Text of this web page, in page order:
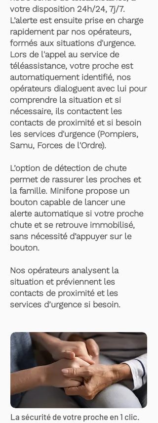
votre disposition 24h/24, 7j/7.
L’alerte est ensuite prise en charge
rapidement par nos opérateurs,
formés aux situations d'urgence.
Lors de l'appel au service de
téléassistance, votre proche est
automatiquement identifié, nos
opérateurs dialoguent avec lui pour
comprendre la situation et si
nécessaire, ils contactent les
contacts de proximité et si besoin
les services d'urgence (Pompiers,
Samu, Forces de l'Ordre).
L’option de détection de chute
permet de rassurer les proches et
la famille. Minifone propose un
bouton capable de lancer une
alerte automatique si votre proche
chute et se retrouve immobilisé,
sans nécessité d’appuyer sur le
bouton.
Nos opérateurs analysent la
situation et préviennent les
contacts de proximité et les
services d’urgence si besoin.
La sécurité de votre proche en 1 clic.